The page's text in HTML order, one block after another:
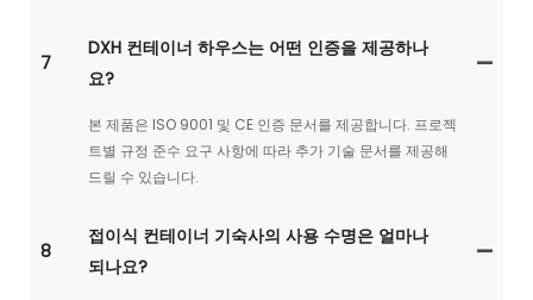
7
DXH 컨테이너 하우스는 어떤 인증을 제공하나
요?
본 제품은 ISO 9001 및 CE 인증 문서를 제공합니다. 프로젝
트별 규정 준수 요구 사항에 따라 추가 기술 문서를 제공해
드릴 수 있습니다.
8
접이식 컨테이너 기숙사의 사용 수명은 얼마나
되나요?